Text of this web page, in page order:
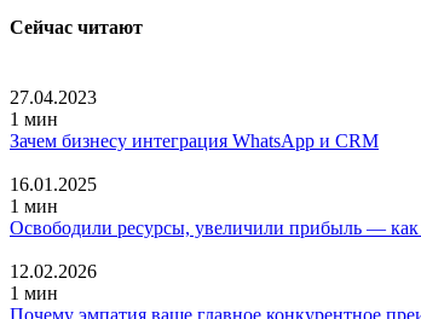
Сейчас читают
27.04.2023
1 мин
Зачем бизнесу интеграция WhatsApp и CRM
16.01.2025
1 мин
Освободили ресурсы, увеличили прибыль —
12.02.2026
1 мин
Почему эмпатия ваше главное конкурентное